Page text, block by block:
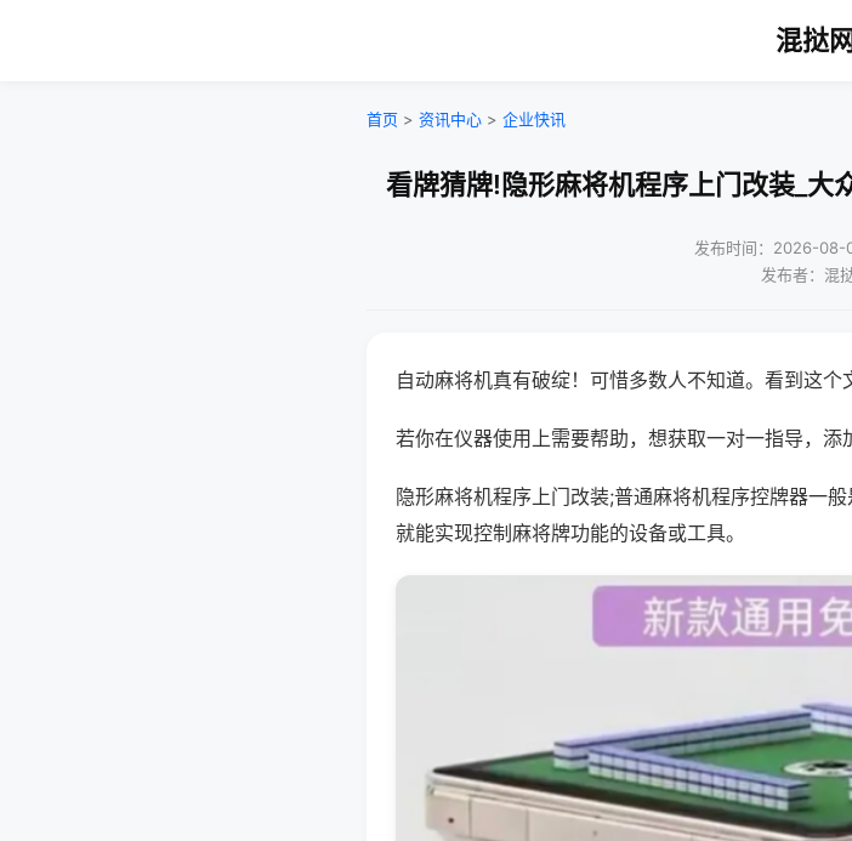
混挞网
首页 > 资讯中心 > 企业快讯
看牌猜牌!隐形麻将机程序上门改装_大
发布时间：2026-08-
发布者：混
自动麻将机真有破绽！可惜多数人不知道。看到这个
若你在仪器使用上需要帮助，想获取一对一指导，添
隐形麻将机程序上门改装;普通麻将机程序控牌器一
就能实现控制麻将牌功能的设备或工具。